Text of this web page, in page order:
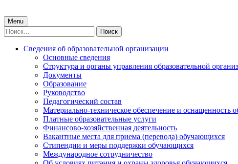
Primary
Menu
Menu
Найти:
Сведения об образовательной организации
Основные сведения
Структура и органы управления образовательной
Документы
Образование
Руководство
Педагогический состав
Материально-техническое обеспечение и оснащенность
Платные образовательные услуги
Финансово-хозяйственная деятельность
Вакантные места для приема (перевода) обучающихся
Стипендии и меры поддержки обучающихся
Международное сотрудничество